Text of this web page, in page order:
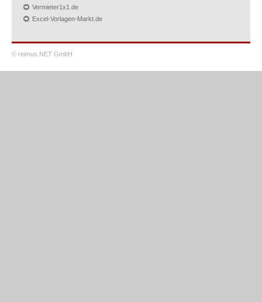
Vermieter1x1.de
Excel-Vorlagen-Markt.de
© reimus.NET GmbH